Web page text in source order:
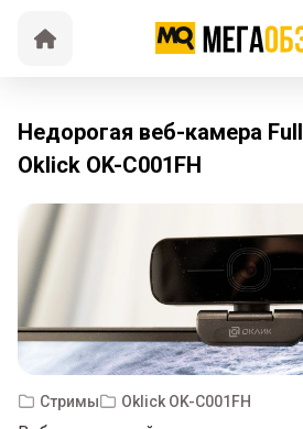
Недорогая веб-камера
Oklick OK-C001FH
Стримы Oklick OK-C001FH